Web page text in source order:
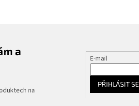
a
na
E-mail
PŘIHLÁSIT SE